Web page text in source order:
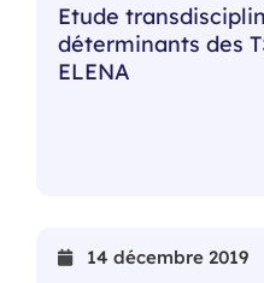
Etude
déterminants des
ELENA
14 décembre 2019